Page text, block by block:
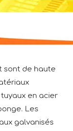
sont de haute
en acier
Les
galvanisés